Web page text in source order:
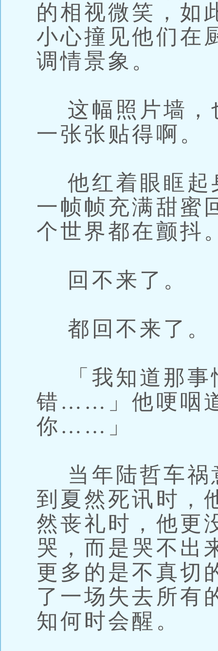
的相视微笑，如
小心撞见他们在
调情景象。
这幅照片墙，
一张张贴得啊。
他红着眼眶起
一帧帧充满甜蜜
个世界都在颤抖
回不来了。
都回不来了。
「我知道那事
错……」他哽咽
你……」
当年陆哲车祸
到夏然死讯时，
然丧礼时，他更
哭，而是哭不出
更多的是不真切
了一场失去所有
知何时会醒。